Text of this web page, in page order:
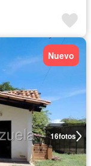
16fotos
Nuevo